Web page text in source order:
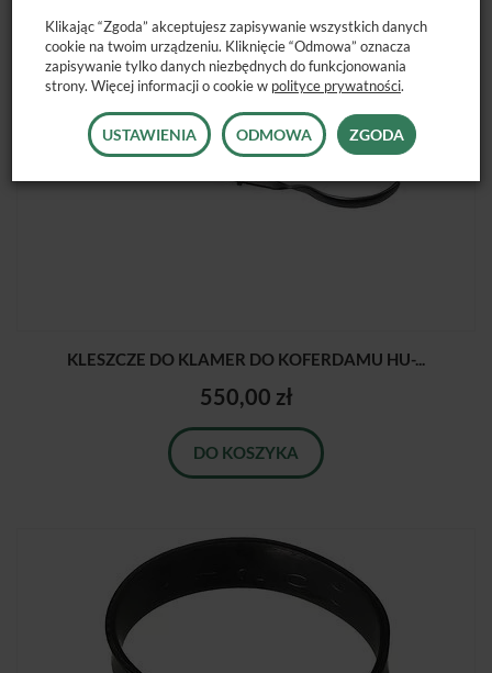
KLESZCZE DO KLAMER DO KOFERDAMU HU-...
550,00 zł
DO KOSZYKA
Klikając “Zgoda” akceptujesz zapisywanie wszystkich danych
cookie na twoim urządzeniu. Kliknięcie “Odmowa” oznacza
zapisywanie tylko danych niezbędnych do funkcjonowania
strony. Więcej informacji o cookie w polityce prywatności.
USTAWIENIA ODMOWA ZGODA